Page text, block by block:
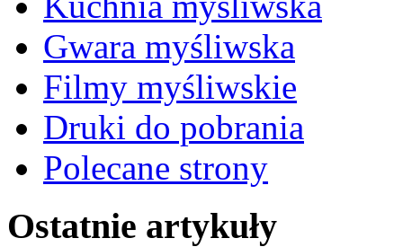
Gwara myśliwska
Filmy myśliwskie
Druki do pobrania
Polecane strony
Ostatnie artykuły